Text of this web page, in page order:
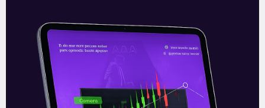
26/08/2021
E EU COM ISSO